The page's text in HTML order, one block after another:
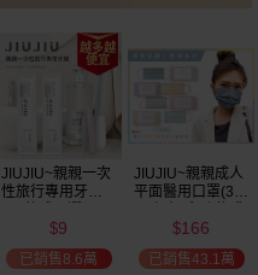
59
JIUJIU~親親純淨
涼感衛生棉
$39
已銷售8.2萬
JIUJIU~親親輕奢
香水(30ml) 款式
市/平替香水/大牌
香水/大牌平替
$399
已銷售6.4萬